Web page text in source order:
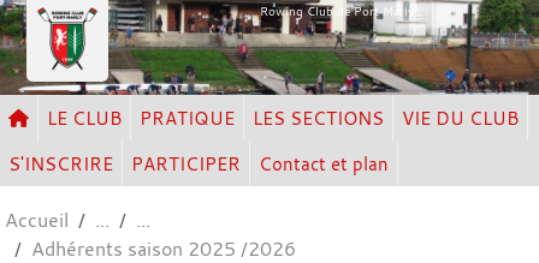
Rowing Club de Port Marly
LE CLUB PRATIQUE LES SECTIONS
VIE DU CLUB
S'INSCRIRE
PARTICIPER Contact et plan
Accueil
Adhérents saison 2025 /2026
Panneau de gestion des cookies